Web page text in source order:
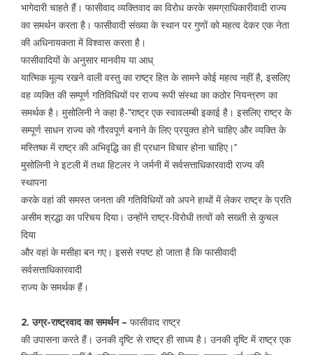
भागेदारी चाहते हैं। फासीवाद व्यक्तिवाद का विरोध करके समग्राधिकारीवादी राज्य
का समर्थन करता है। फासीवादी संख्या के स्थान पर गुणों को महत्व देकर एक नेता
की अधिनायकता में विश्वास करता है।
फासीवादियों के अनुसार मानवीय या आध्
यात्मिक मूल्य रखने वाली वस्तु का राष्ट्र हित के सामने कोई महत्व नहीं है, इसलिए
वह व्यक्ति की सम्पूर्ण गतिविधियों पर राज्य रूपी संस्था का कठोर नियन्त्रण का
समर्थक है। मुसोलिनी ने कहा है-’’राष्ट्र एक स्वावलम्बी इकाई है। इसलिए राष्ट्र के
सम्पूर्ण साधन राज्य को गौरवपूर्ण बनाने के लिए प्रयुक्त होने चाहिए और व्यक्ति के
मस्तिष्क में राष्ट्र की अभिवृद्धि का ही प्रधान विचार होना चाहिए।’’
मुसोलिनी ने इटली में तथा हिटलर ने जर्मनी में सर्वसत्ताधिकारवादी राज्य की
स्थापना
करके वहां की समस्त जनता की गतिविधियों को अपने हाथों में लेकर राष्ट्र के प्रति
असीम श्रद्धा का परिचय दिया। उन्होंने राष्ट्र-विरोधी तत्वों को सख्ती से कुचल
दिया
और वहां के मसीहा बन गए। इससे स्पष्ट हो जाता है कि फासीवादी
सर्वसत्ताधिकारवादी
राज्य के समर्थक हैं।
2. उग्र-राष्ट्रवाद का समर्थन – फासीवाद राष्ट्र
की उपासना करते हैं। उनकी दृष्टि से राष्ट्र ही साध्य है। उनकी दृष्टि में राष्ट्र एक